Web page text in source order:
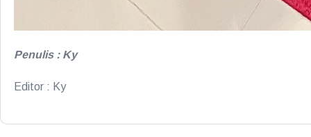
Penulis : Ky
Editor : Ky